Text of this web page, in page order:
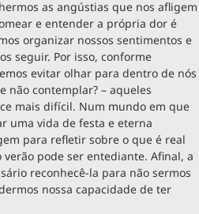
as angústias que nos afligem
e entender a própria dor é
organizar nossos sentimentos e
seguir. Por isso, conforme
evitar olhar para dentro de nós
não contemplar? – aqueles
mais difícil. Num mundo em que
uma vida de festa e eterna
para refletir sobre o que é real
pode ser entediante. Afinal, a
reconhecê-la para não sermos
nossa capacidade de ter